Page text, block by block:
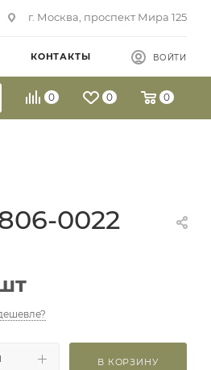
г. Москва, проспект Мира 125
КОНТАКТЫ ВОЙТИ
0 0 0
0022
В КОРЗИНУ